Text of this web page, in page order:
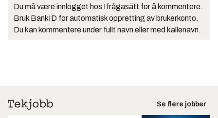
Du må være innlogget hos Ifrågasätt for å kommentere.
Bruk BankID for automatisk oppretting av brukerkonto.
Du kan kommentere under fullt navn eller med kallenavn.
Se flere jobber